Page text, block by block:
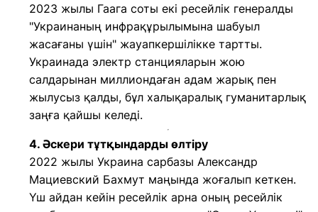
2023 жылы Гаага соты екі ресейлік генералды
"Украинаның инфрақұрылымына шабуыл
жасағаны үшін" жауапкершілікке тартты.
Украинада электр станцияларын жою
салдарынан миллиондаған адам жарық пен
жылусыз қалды, бұл халықаралық гуманитарлық
заңға қайшы келеді.
4. Әскери тұтқындарды өлтіру
2022 жылы Украина сарбазы Александр
Мациевский Бахмут маңында жоғалып кеткен.
Үш айдан кейін ресейлік арна оның ресейлік